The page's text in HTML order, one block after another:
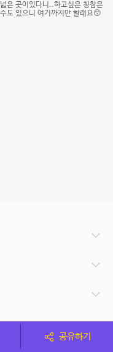
은 곳이있다니..하고싶은 칭참은
도 있으니 여기까지만 할래요😙
공유하기